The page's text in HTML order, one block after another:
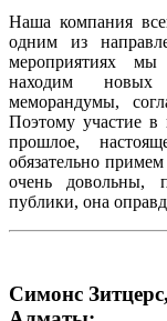
Наша компания
одним из
мероприятиях мы
находим новых
меморандумы,
Поэтому участие в
прошлое,
обязательно
очень довольны,
публики, она
Симонс